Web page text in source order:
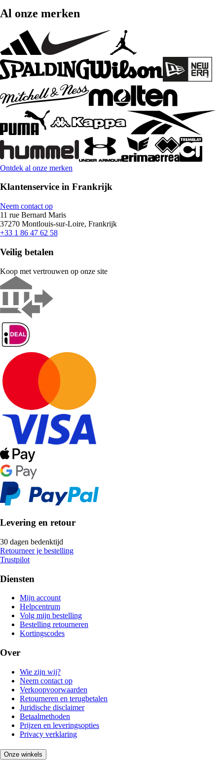
Al onze merken
Ontdek al onze merken
Klantenservice in Frankrijk
Neem contact op
11 rue Bernard Maris
37270 Montlouis-sur-Loire, Frankrijk
+33 1 86 47 62 58
Veilig betalen
Koop met vertrouwen op onze site
Levering en retour
30 dagen bedenktijd
Retourneer je bestelling
Trustpilot
Diensten
Mijn account
Helpcentrum
Volg mijn bestelling
Bestelling retourneren
Kortingscodes
Over
Wie zijn wij?
Neem contact op
Verkoopvoorwaarden
Retourneren en terugbetalen
Juridische disclaimer
Betaalmethoden
Prijzen en leveringsopties
Privacy verklaring
Onze winkels